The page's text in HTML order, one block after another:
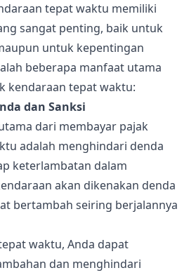
tepat waktu memiliki
sangat penting, baik untuk
untuk kepentingan
beberapa manfaat utama
kendaraan tepat waktu:
dan Sanksi
dari membayar pajak
adalah menghindari denda
keterlambatan dalam
akan dikenakan denda
bertambah seiring berjalannya
waktu, Anda dapat
dan menghindari